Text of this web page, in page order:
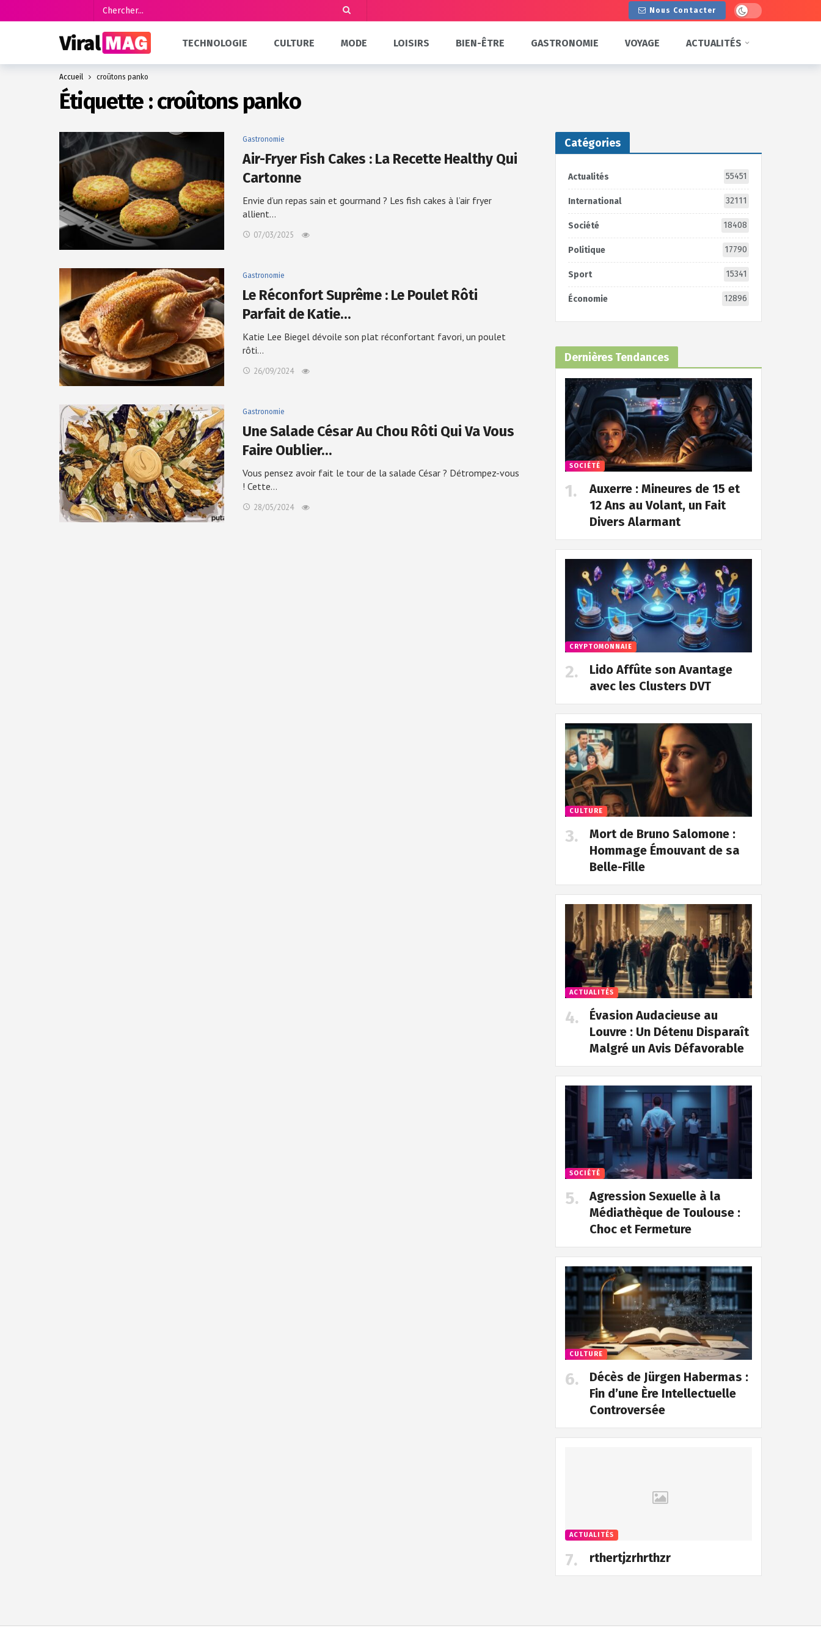
Nous Contacter Dark mode
TECHNOLOGIE CULTURE MODE LOISIRS BIEN-ÊTRE GASTRONOMIE VOYAGE ACTUALITÉS
Accueil croûtons panko
Étiquette :croûtons panko
Gastronomie
Air-Fryer Fish Cakes : La Recette Healthy Qui
Cartonne
Envie d’un repas sain et gourmand ? Les fish cakes à l’air fryer
allient…
07/03/2025
Gastronomie
Le Réconfort Suprême : Le Poulet Rôti
Parfait de Katie…
Katie Lee Biegel dévoile son plat réconfortant favori, un poulet
rôti…
26/09/2024
Gastronomie
Une Salade César Au Chou Rôti Qui Va Vous
Faire Oublier…
Vous pensez avoir fait le tour de la salade César ? Détrompez-vous
! Cette…
28/05/2024
Catégories
Actualités 55451
International 32111
Société 18408
Politique 17790
Sport 15341
Économie 12896
Dernières Tendances
SOCIÉTÉ
Auxerre : Mineures de 15 et
12 Ans au Volant, un Fait
Divers Alarmant
CRYPTOMONNAIE
Lido Affûte son Avantage
avec les Clusters DVT
CULTURE
Mort de Bruno Salomone :
Hommage Émouvant de sa
Belle-Fille
ACTUALITÉS
Évasion Audacieuse au
Louvre : Un Détenu Disparaît
Malgré un Avis Défavorable
SOCIÉTÉ
Agression Sexuelle à la
Médiathèque de Toulouse :
Choc et Fermeture
CULTURE
Décès de Jürgen Habermas :
Fin d’une Ère Intellectuelle
Controversée
ACTUALITÉS
rthertjzrhrthzr